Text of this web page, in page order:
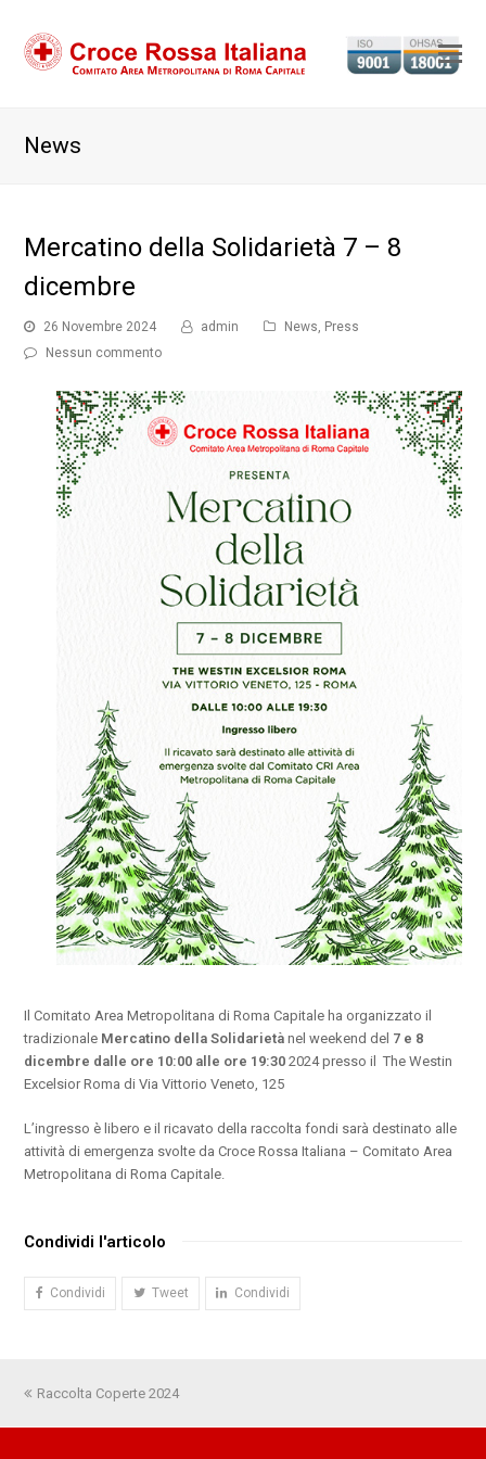
News
Mercatino della Solidarietà 7 – 8
dicembre
26 Novembre 2024 admin News, Press
Nessun commento
Il Comitato Area Metropolitana di Roma Capitale ha organizzato il
tradizionale Mercatino della Solidarietà nel weekend del 7 e 8
dicembre dalle ore 10:00 alle ore 19:30 2024 presso il The Westin
Excelsior Roma di Via Vittorio Veneto, 125
L’ingresso è libero e il ricavato della raccolta fondi sarà destinato alle
attività di emergenza svolte da Croce Rossa Italiana – Comitato Area
Metropolitana di Roma Capitale.
Condividi l'articolo
Condividi Tweet Condividi
Post
Raccolta Coperte 2024